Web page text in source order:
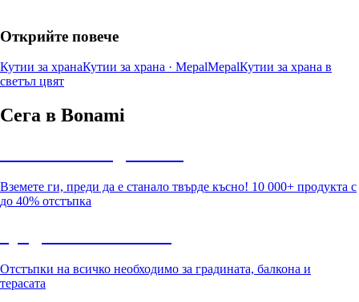
Открийте повече
Кутии за хранаКутии за храна · MepalMepalКутии за храна в
светъл цвят
Сега в Bonami
Вземете ги, преди да е станало твърде късно! 10 000+ продукта с
до 40% отстъпка
Отстъпки на всичко необходимо за градината, балкона и
терасата